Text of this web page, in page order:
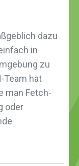
dazu
in
zu
Team hat
man Fetch-
oder